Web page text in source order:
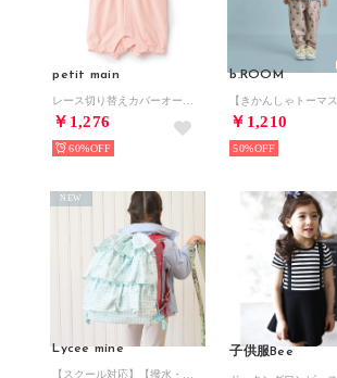
petit main
￥1,276
60%
b.ROOM
￥1,210
50%
Lycee mine
NEW
子供服Bee